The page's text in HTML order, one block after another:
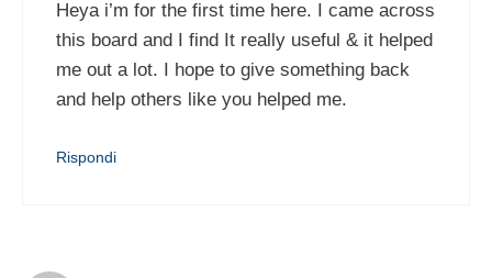
Heya i’m for the first time here. I came across
this board and I find It really useful & it helped
me out a lot. I hope to give something back
and help others like you helped me.
Rispondi